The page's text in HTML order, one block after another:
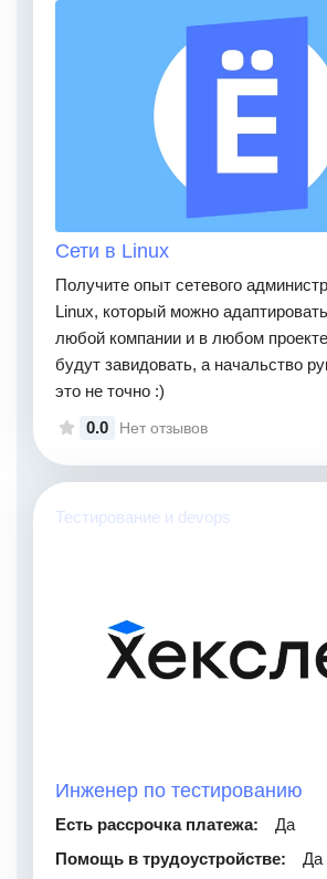
Сети в Linux
Получите опыт сетевого
Linux, который можно
любой компании и в любом
будут завидовать, а начальство
это не точно :)
0.0
Нет отзывов
Тестирование и devops
Инженер по тестированию
Есть рассрочка платежа:
Да
Помощь в трудоустройстве:
Да